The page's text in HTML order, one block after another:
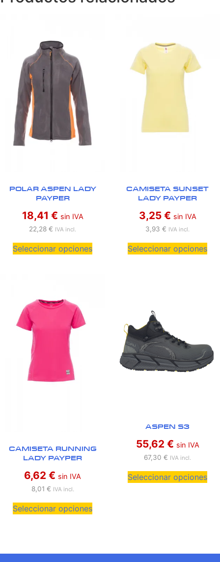
POLAR ASPEN LADY
PAYPER
18,41 € sin IVA
22,28 € IVA incl.
Seleccionar opciones
CAMISETA SUNSET
LADY PAYPER
3,25 € sin IVA
3,93 € IVA incl.
Seleccionar opciones
CAMISETA RUNNING
LADY PAYPER
6,62 € sin IVA
8,01 € IVA incl.
Seleccionar opciones
ASPEN S3
55,62 € sin IVA
67,30 € IVA incl.
Seleccionar opciones